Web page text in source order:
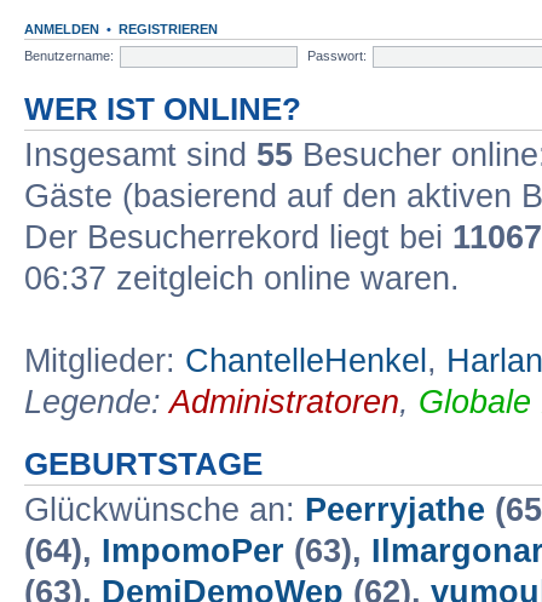
ANMELDEN • REGISTRIEREN
Benutzername:
Passwort:
WER IST ONLINE?
Insgesamt sind 55 Besucher
Gäste (basierend auf den aktiven
Der Besucherrekord liegt bei 11067
06:37 zeitgleich online waren.
Mitglieder: ChantelleHenkel ,
Legende:Administratoren, Globale
GEBURTSTAGE
Glückwünsche an: Peerryjathe
(64), ImpomoPer (63),
(63), DemiDemoWep (62),